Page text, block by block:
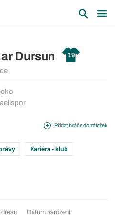
Dursun 19
Přidat hráče do záložek
Kariéra - klub
dresu
Datum narození